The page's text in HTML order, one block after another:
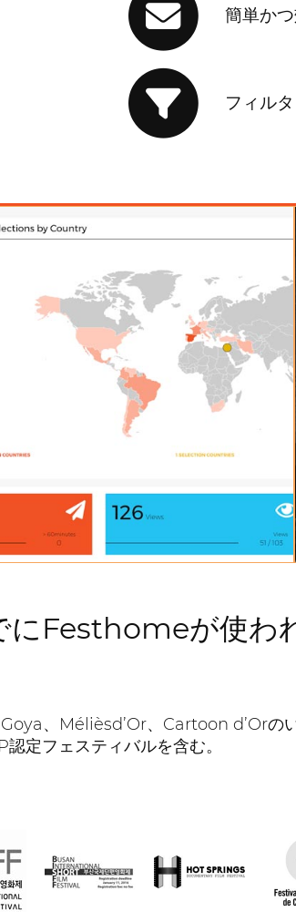
簡単かつ
フィルタ
にFesthomeが使わ
、Mélièsd’Or、Cartoon d’Orの
認定フェスティバルを含む。